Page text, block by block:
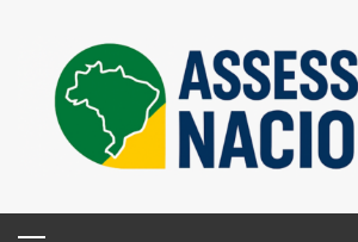
content